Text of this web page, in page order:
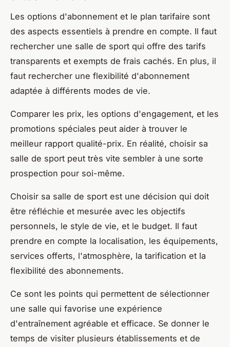
Les options d'abonnement et le plan tarifaire sont
des aspects essentiels à prendre en compte. Il faut
rechercher une salle de sport qui offre des tarifs
transparents et exempts de frais cachés. En plus, il
faut rechercher une flexibilité d'abonnement
adaptée à différents modes de vie.
Comparer les prix, les options d'engagement, et les
promotions spéciales peut aider à trouver le
meilleur rapport qualité-prix. En réalité, choisir sa
salle de sport peut très vite sembler à une sorte
prospection pour soi-même.
Choisir sa salle de sport est une décision qui doit
être réfléchie et mesurée avec les objectifs
personnels, le style de vie, et le budget. Il faut
prendre en compte la localisation, les équipements,
services offerts, l'atmosphère, la tarification et la
flexibilité des abonnements.
Ce sont les points qui permettent de sélectionner
une salle qui favorise une expérience
d'entraînement agréable et efficace. Se donner le
temps de visiter plusieurs établissements et de